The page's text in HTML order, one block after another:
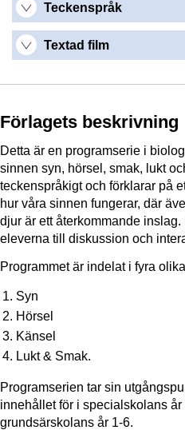
Teckenspråk
Textad film
Förlagets beskrivning
Detta är en programserie i
sinnen syn, hörsel, smak, lukt
teckenspråkigt och förklarar på
hur våra sinnen fungerar, där
djur är ett återkommande
eleverna till diskussion och
Programmet är indelat i fyra
Syn
Hörsel
Känsel
Lukt & Smak.
Programserien tar sin
innehållet för i specialskolans år
grundsärskolans år 1-6.